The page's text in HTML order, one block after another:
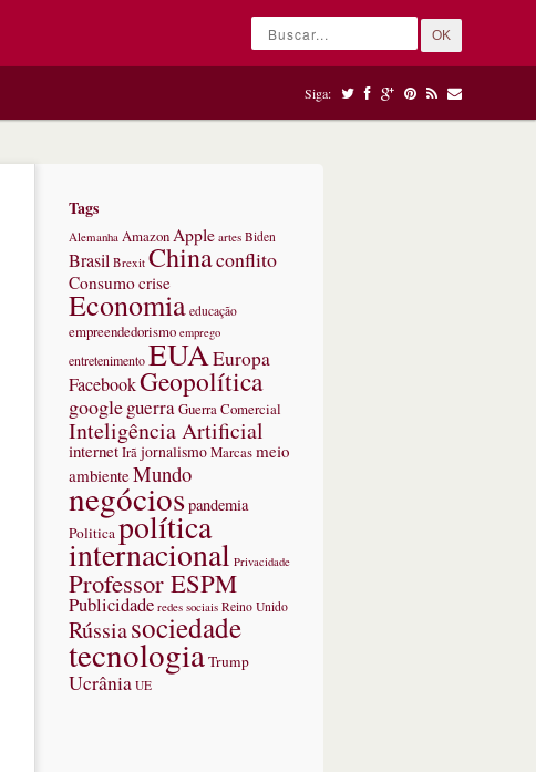
OK
Siga:
Tags
Alemanha Amazon Apple artes Biden
Brasil Brexit Chinaconflito
Consumocrise
Economia educação
empreendedorismo emprego
entretenimentoEUAEuropa
FacebookGeopolítica
googleguerraGuerra Comercial
Inteligência Artificial
internetIrãjornalismoMarcasmeio
ambienteMundo
negóciospandemia
Politicapolítica
internacional Privacidade
Professor ESPM
Publicidade redes sociais Reino Unido
Rússiasociedade
tecnologiaTrump
Ucrânia UE